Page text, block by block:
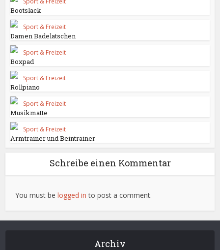
Bootslack
Sport & Freizeit
Damen Badelatschen
Sport & Freizeit
Boxpad
Sport & Freizeit
Rollpiano
Sport & Freizeit
Musikmatte
Sport & Freizeit
Armtrainer und Beintrainer
Schreibe einen Kommentar
You must belogged in to post a comment.
Archiv